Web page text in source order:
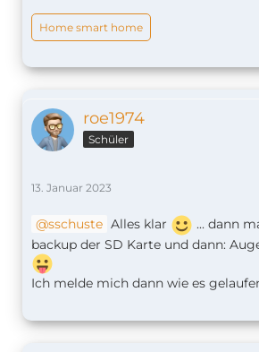
Home smart home
roe1974
Schüler
13. Januar 2023
sschuste Alles klar
... dann
backup der SD Karte und dann:
Ich melde mich dann wie es